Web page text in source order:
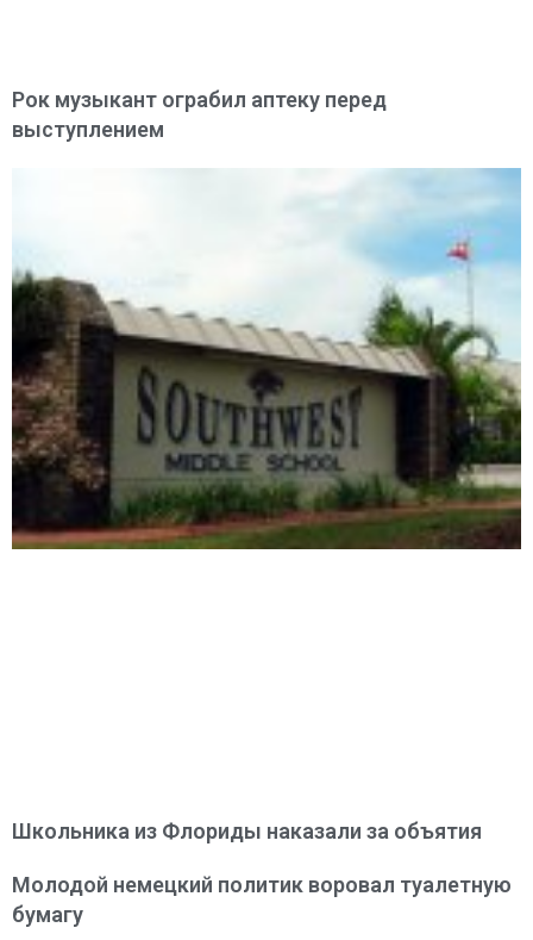
Рок музыкант ограбил аптеку перед
выступлением
Школьника из Флориды наказали за объятия
Молодой немецкий политик воровал туалетную
бумагу